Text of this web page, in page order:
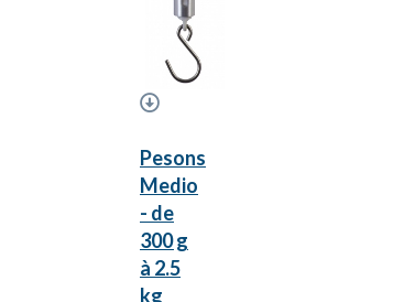
Pesons
Medio
- de
300 g
à 2.5
kg